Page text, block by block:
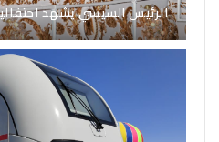
الرئيس السيسي يشهد